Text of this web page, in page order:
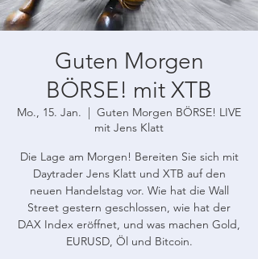
Guten Morgen
BÖRSE! mit XTB
Mo., 15. Jan.
  |
Guten Morgen BÖRSE! LIVE
mit Jens Klatt
Die Lage am Morgen! Bereiten Sie sich mit
Daytrader Jens Klatt und XTB auf den
neuen Handelstag vor. Wie hat die Wall
Street gestern geschlossen, wie hat der
DAX Index eröffnet, und was machen Gold,
EURUSD, Öl und Bitcoin.